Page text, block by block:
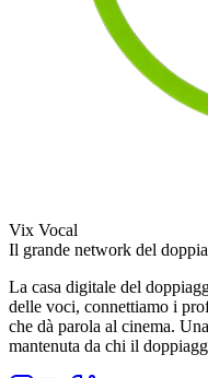
Vix Vocal
Il grande network del
La casa digitale del
delle voci, connettiamo i
che dà parola al cinema.
mantenuta da chi il